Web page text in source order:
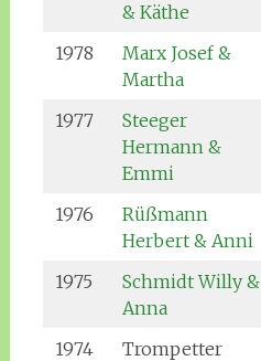
& Käthe
1978
Marx Josef &
Martha
1977
Steeger
Hermann &
Emmi
1976
Rüßmann
Herbert & Anni
1975
Schmidt Willy &
Anna
1974
Trompetter